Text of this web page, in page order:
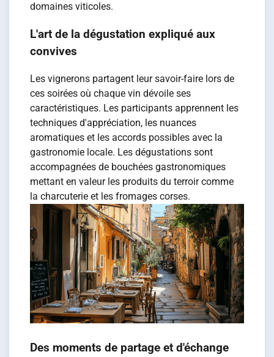
domaines viticoles.
L'art de la dégustation expliqué aux
convives
Les vignerons partagent leur savoir-faire lors de
ces soirées où chaque vin dévoile ses
caractéristiques. Les participants apprennent les
techniques d'appréciation, les nuances
aromatiques et les accords possibles avec la
gastronomie locale. Les dégustations sont
accompagnées de bouchées gastronomiques
mettant en valeur les produits du terroir comme
la charcuterie et les fromages corses.
Des moments de partage et d'échange